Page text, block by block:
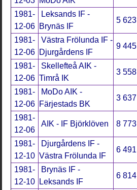
1981-
12-06
Leksands IF -
Brynäs IF
5 623
1981-
12-06
Västra Frölunda IF -
Djurgårdens IF
9 445
1981-
12-06
Skellefteå AIK -
Timrå IK
3 558
1981-
12-06
MoDo AIK -
Färjestads BK
3 637
1981-
12-06
AIK - IF Björklöven 8 773
1981-
12-10
Djurgårdens IF -
Västra Frölunda IF
6 491
1981-
12-10
Brynäs IF -
Leksands IF
6 814